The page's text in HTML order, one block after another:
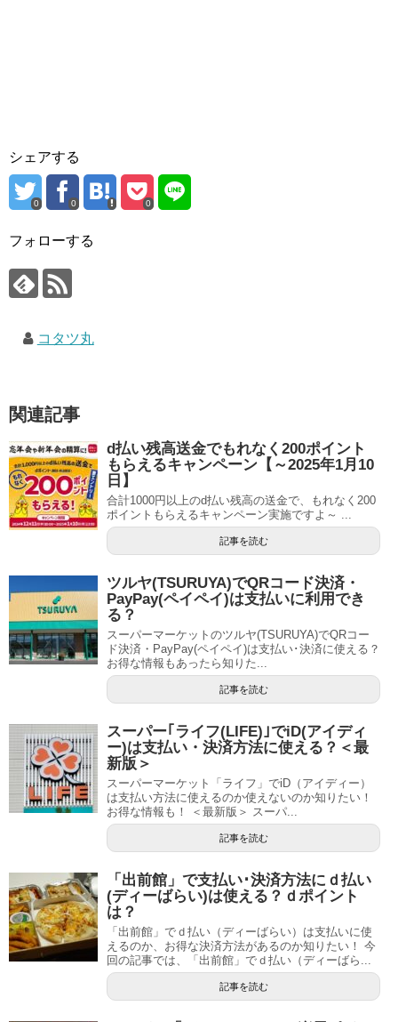
シェアする
0 0 0
フォローする
コタツ丸
関連記事
d払い残高送金でもれなく200ポイント
もらえるキャンペーン【～2025年1月10
日】
合計1000円以上のd払い残高の送金で、もれなく200
ポイントもらえるキャンペーン実施ですよ～ ...
記事を読む
ツルヤ(TSURUYA)でQRコード決済・
PayPay(ペイペイ)は支払いに利用でき
る？
スーパーマーケットのツルヤ(TSURUYA)でQRコー
ド決済・PayPay(ペイペイ)は支払い･決済に使える？
お得な情報もあったら知りた...
記事を読む
スーパー｢ライフ(LIFE)｣でiD(アイディ
ー)は支払い・決済方法に使える？＜最
新版＞
スーパーマーケット「ライフ」でiD（アイディー）
は支払い方法に使えるのか使えないのか知りたい！
お得な情報も！ ＜最新版＞ スーパ...
記事を読む
「出前館」で支払い･決済方法にｄ払い
(ディーばらい)は使える？ｄポイント
は？
「出前館」でｄ払い（ディーばらい）は支払いに使
えるのか、お得な決済方法があるのか知りたい！ 今
回の記事では、「出前館」でｄ払い（ディーばら...
記事を読む